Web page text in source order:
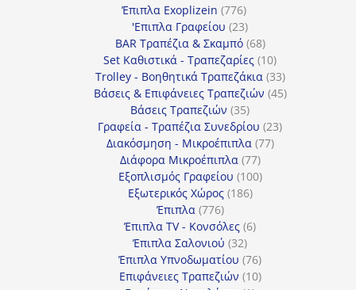
προϊόντα
Έπιπλα Exoplizein 776776
προϊόντα
'Επιπλα Γραφείου 2323
προϊόντα
BAR Τραπέζια & Σκαμπό 6868
προϊόντα
Set Καθιστικά - Τραπεζαρίες 1010
προϊόντα
Trolley - Βοηθητικά Τραπεζάκια 3333
προϊόντα
Βάσεις & Επιφάνειες Τραπεζιών 4545
Βάσεις Τραπεζιών 3535
προϊόντα
Γραφεία - Τραπέζια Συνεδρίου 2323
Διακόσμηση - Μικροέπιπλα 7777
Διάφορα Μικροέπιπλα 7777
προϊόντα
Εξοπλισμός Γραφείου 100100
Εξωτερικός Χώρος 186186
Έπιπλα 776776
προϊόντα
Έπιπλα TV - Κονσόλες 66
Έπιπλα Σαλονιού 3232
προϊόντα
Έπιπλα Υπνοδωματίου 7676
προϊόντα
Επιφάνειες Τραπεζιών 1010